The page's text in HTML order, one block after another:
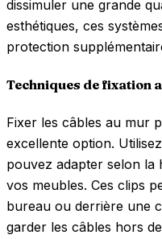
dissimuler une grande
esthétiques, ces
protection
Techniques de fixation
Fixer les câbles au mur
excellente option.
pouvez adapter selon la
vos meubles. Ces clips
bureau ou derrière une
garder les câbles hors